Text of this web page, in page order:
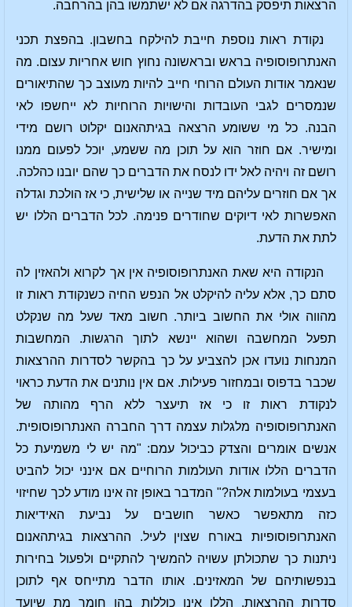
הרצאות תיפסק בהדרגה אם לא ישתמשו בהן בהרחבה.
נקודת ראות נוספת חייבת להילקח בחשבון. בהפצת תכני
האנתרופוסופיה בראש ובראשונה נחוץ חוש אחריות עצום. מה
שנאמר אודות העולם הרוחי חייב להיות מעוצב כך שהתיאורים
שנמסרים לגבי העובדות והישויות הרוחיות לא ייחשפו לאי
הבנה. כל מי ששומע הרצאה בגיתהאנום יקלוט רושם מידי
ומישיר. אם חוזר הוא על תוכן מה ששמע, יוכל לפעום ממנו
רושם זה ויהיה לאל ידו לנסח את הדברים כך שהם יובנו כהלכה.
אך אם חוזרים עליהם מיד שנייה או שלישית, כי אז הולכת וגדלה
האפשרות לאי דיוקים שחודרים פנימה. לכל הדברים הללו יש
לתת את הדעת.
הנקודה היא שאת האנתרופוסופיה אין אך לקרוא ולהאזין לה
סתם כך, אלא עליה להיקלט אל הנפש החיה כשנקודת ראות זו
מהווה אולי את החשוב ביותר. חשוב מאד שעל מה שנקלט
תפעל המחשבה ושהוא יינשא לתוך הרגשות. המחשבות
המנחות נועדו אכן להצביע על כך בהקשר לסדרות ההרצאות
שכבר בדפוס ובמחזור פעילות. אם אין נותנים את הדעת כראוי
לנקודת ראות זו כי אז תיעצר ללא הרף מהותה של
האנתרופוסופיה מלגלות עצמה דרך החברה האנתרופוסופית.
אנשים אומרים והצדק כביכול עמם: "מה יש לי משמיעת כל
הדברים הללו אודות העולמות הרוחיים אם אינני יכול להביט
בעצמי בעולמות אלה?" המדבר באופן זה אינו מודע לכך שחיזוי
כזה מתאפשר כאשר חושבים על נביעת האידיאות
האנתרופוסופיות באורח שצוין לעיל. ההרצאות בגיתהאנום
ניתנות כך שתכולתן עשויה להמשיך להתקיים ולפעול בחירות
בנפשותיהם של המאזינים. אותו הדבר מתייחס אף לתוכן
סדרות ההרצאות. הללו אינן כוללות בהן חומר מת שיועד